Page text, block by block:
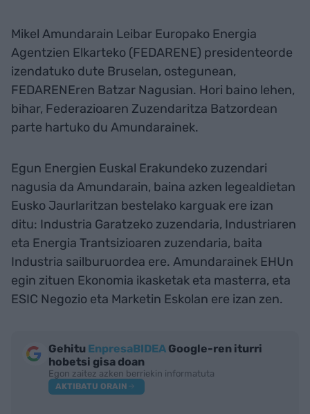
Mikel Amundarain Leibar Europako Energia
Agentzien Elkarteko (FEDARENE) presidenteorde
izendatuko dute Bruselan, ostegunean,
FEDARENEren Batzar Nagusian. Hori baino lehen,
bihar, Federazioaren Zuzendaritza Batzordean
parte hartuko du Amundarainek.
Egun Energien Euskal Erakundeko zuzendari
nagusia da Amundarain, baina azken legealdietan
Eusko Jaurlaritzan bestelako karguak ere izan
ditu: Industria Garatzeko zuzendaria, Industriaren
eta Energia Trantsizioaren zuzendaria, baita
Industria sailburuordea ere. Amundarainek EHUn
egin zituen Ekonomia ikasketak eta masterra, eta
ESIC Negozio eta Marketin Eskolan ere izan zen.
Gehitu EnpresaBIDEA Google-ren iturri
hobetsi gisa doan
Egon zaitez azken berriekin informatuta
AKTIBATU ORAIN